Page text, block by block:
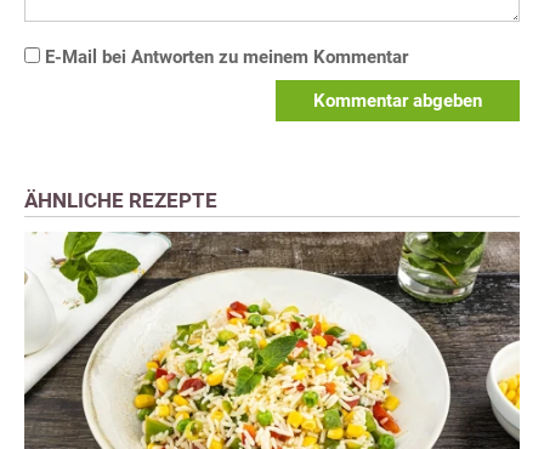
E-Mail bei Antworten zu meinem Kommentar
Kommentar abgeben
ÄHNLICHE REZEPTE